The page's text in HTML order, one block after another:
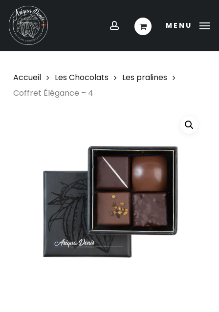
main
content
account MENU
Accueil Les Chocolats
Les pralines
Coffret Élégance – 4